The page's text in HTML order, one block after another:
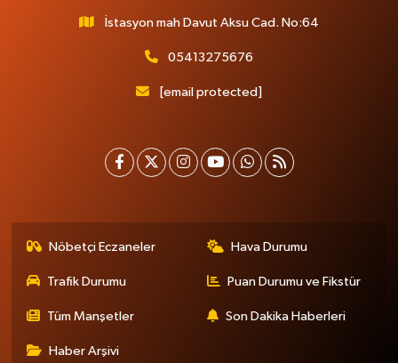
İstasyon mah Davut Aksu Cad. No:64
05413275676
[email protected]
Nöbetçi Eczaneler Hava Durumu
Trafik Durumu Puan Durumu ve Fikstür
Tüm Manşetler Son Dakika Haberleri
Haber Arşivi